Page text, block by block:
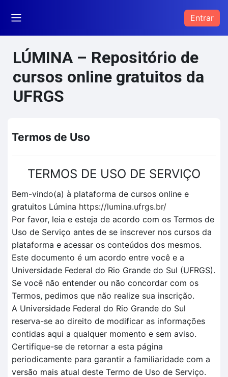
Entrar
LÚMINA – Repositório de
cursos online gratuitos da
UFRGS
Termos de Uso
TERMOS DE USO DE SERVIÇO
Bem-vindo(a) à plataforma de cursos online e
gratuitos Lúmina https://lumina.ufrgs.br/
Por favor, leia e esteja de acordo com os Termos de
Uso de Serviço antes de se inscrever nos cursos da
plataforma e acessar os conteúdos dos mesmos.
Este documento é um acordo entre você e a
Universidade Federal do Rio Grande do Sul (UFRGS).
Se você não entender ou não concordar com os
Termos, pedimos que não realize sua inscrição.
A Universidade Federal do Rio Grande do Sul
reserva-se ao direito de modificar as informações
contidas aqui a qualquer momento e sem aviso.
Certifique-se de retornar a esta página
periodicamente para garantir a familiaridade com a
versão mais atual deste Termo de Uso de Serviço.